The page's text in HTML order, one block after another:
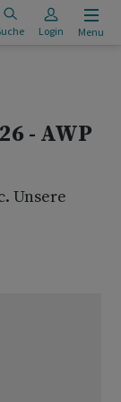
Login Menu
- AWP
Unsere